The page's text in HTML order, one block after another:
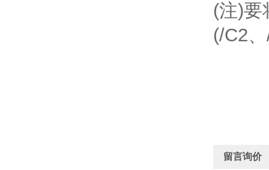
(注)要
(/C2
留言询价